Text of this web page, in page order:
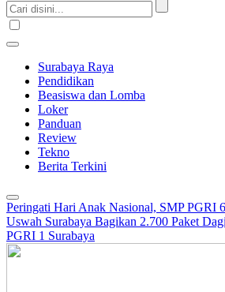
Surabaya Raya
Pendidikan
Beasiswa dan Lomba
Loker
Panduan
Review
Tekno
Berita Terkini
Peringati Hari Anak Nasional, SMP PGRI
Uswah Surabaya Bagikan 2.700 Paket
PGRI 1 Surabaya